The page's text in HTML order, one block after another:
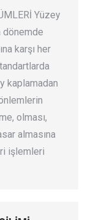
Yüzey
karşı her
kaplamadan
olması,
almasına
işlemleri